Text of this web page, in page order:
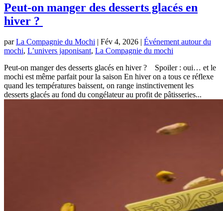
Peut-on manger des desserts glacés en
hiver ?
parLa Compagnie du Mochi | Fév 4, 2026 | Événement autour du
mochi, L’univers japonisant, La Compagnie du mochi
Peut-on manger des desserts glacés en hiver ? Spoiler : oui… et le
mochi est même parfait pour la saison En hiver on a tous ce réflexe
quand les températures baissent, on range instinctivement les
desserts glacés au fond du congélateur au profit de pâtisseries...